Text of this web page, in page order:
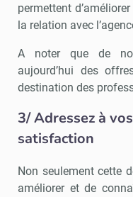
permettent
la relation avec
A noter que de
aujourd’hui des
destination des
3/ Adressez à
satisfaction
Non seulement cette
améliorer et de